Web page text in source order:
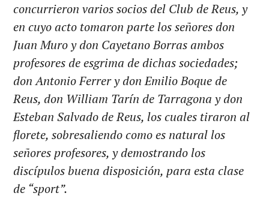
concurrieron varios socios del Club de Reus, y
en cuyo acto tomaron parte los señores don
Juan Muro y don Cayetano Borras ambos
profesores de esgrima de dichas sociedades;
don Antonio Ferrer y don Emilio Boque de
Reus, don William Tarín de Tarragona y don
Esteban Salvado de Reus, los cuales tiraron al
florete, sobresaliendo como es natural los
señores profesores, y demostrando los
discípulos buena disposición, para esta clase
de “sport”.